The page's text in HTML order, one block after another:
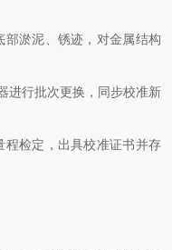
淤泥、锈迹，对金属结构
行批次更换，同步校准新
检定，出具校准证书并存